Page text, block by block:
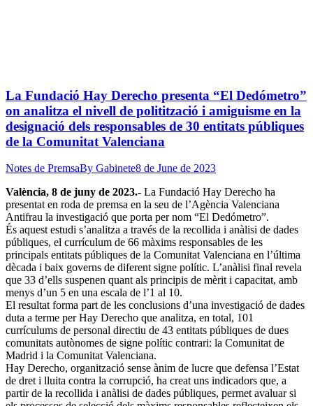
La Fundació Hay Derecho presenta “El Dedómetro”
on analitza el nivell de politització i amiguisme en la
designació dels responsables de 30 entitats públiques
de la Comunitat Valenciana
Notes de PremsaBy Gabinete8 de June de 2023
València, 8 de juny de 2023.- La Fundació Hay Derecho ha
presentat en roda de premsa en la seu de l’Agència Valenciana
Antifrau la investigació que porta per nom “El Dedómetro”.
És aquest estudi s’analitza a través de la recollida i anàlisi de dades
públiques, el currículum de 66 màxims responsables de les
principals entitats públiques de la Comunitat Valenciana en l’última
dècada i baix governs de diferent signe polític. L’anàlisi final revela
que 33 d’ells suspenen quant als principis de mèrit i capacitat, amb
menys d’un 5 en una escala de l’1 al 10.
El resultat forma part de les conclusions d’una investigació de dades
duta a terme per Hay Derecho que analitza, en total, 101
currículums de personal directiu de 43 entitats públiques de dues
comunitats autònomes de signe polític contrari: la Comunitat de
Madrid i la Comunitat Valenciana.
Hay Derecho, organització sense ànim de lucre que defensa l’Estat
de dret i lluita contra la corrupció, ha creat uns indicadors que, a
partir de la recollida i anàlisi de dades públiques, permet avaluar si